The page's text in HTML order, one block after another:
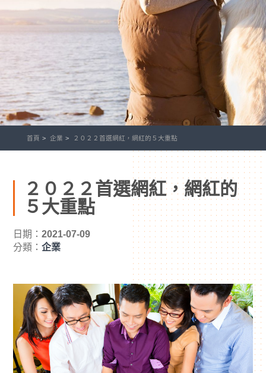
首頁 企業 ２０２２首選網紅，網紅的５大重點
２０２２首選網紅，網紅的
５大重點
日期：2021-07-09
分類：企業